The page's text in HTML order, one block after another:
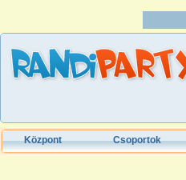
Központ Csoportok